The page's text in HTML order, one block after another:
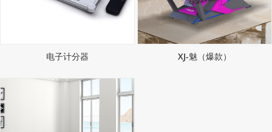
电子计分器 XJ-魅（爆款）